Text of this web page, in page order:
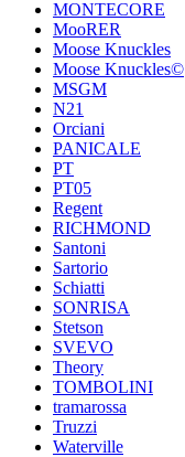
MONTECORE
MooRER
Moose Knuckles
Moose Knuckles©️
MSGM
N21
Orciani
PANICALE
PT
PT05
Regent
RICHMOND
Santoni
Sartorio
Schiatti
SONRISA
Stetson
SVEVO
Theory
TOMBOLINI
tramarossa
Truzzi
Waterville